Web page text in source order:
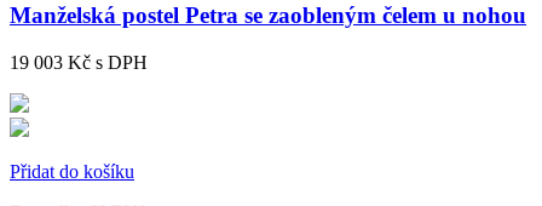
Manželská postel Petra se zaobleným čelem u nohou
19 003 Kč s DPH
Přidat do košíku